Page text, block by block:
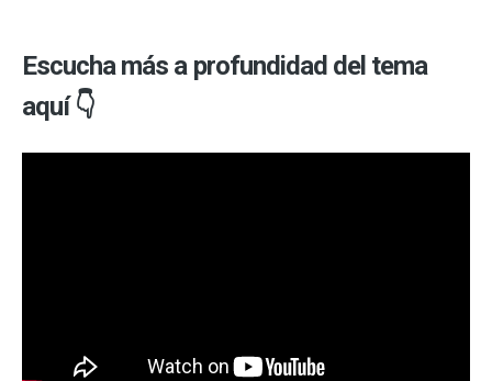
Escucha más a profundidad del tema
aquí 👇